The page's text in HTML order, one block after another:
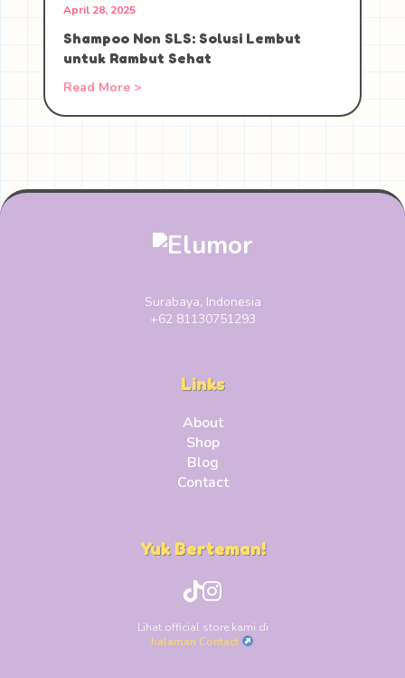
April 28, 2025
Shampoo Non SLS: Solusi Lembut
untuk Rambut Sehat
Read More >
Posts
pagination
Surabaya, Indonesia
+62 81130751293
Links
About
Shop
Blog
Contact
Yuk Berteman!
Lihat official store kami di
halaman Contact